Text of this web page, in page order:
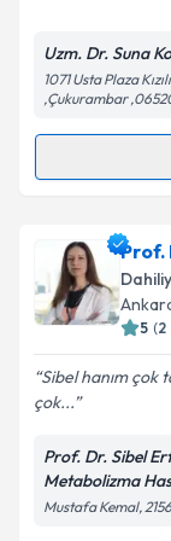
Kişisel
Uzm. Dr. Suna
1071 Usta Plaza
,Çukurambar
Uzm. Dr.
oluşturun.
takvim
Kişisel
Metni
Prof.
5 (2
Sibel hanım çok
çok...
Prof. Dr. Sibel
Metabolizma
Mustafa Kemal,